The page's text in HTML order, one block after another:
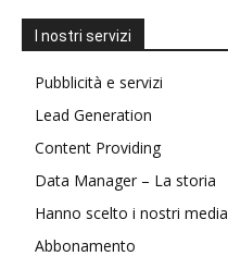
I nostri servizi
Pubblicità e servizi
Lead Generation
Content Providing
Data Manager – La storia
Hanno scelto i nostri media
Abbonamento